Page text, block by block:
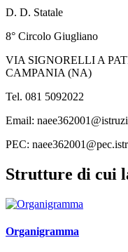
D. D. Statale
8° Circolo Giugliano
VIA SIGNORELLI A
CAMPANIA (NA)
Tel. 081 5092022
Email:
PEC:
Strutture di cui
Organigramma